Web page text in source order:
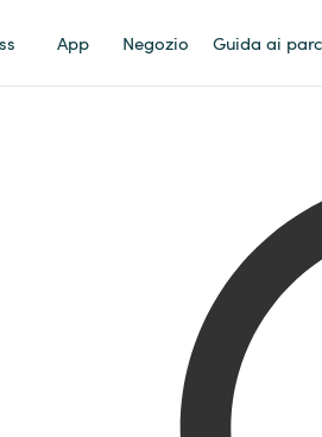
App Negozio Guida ai